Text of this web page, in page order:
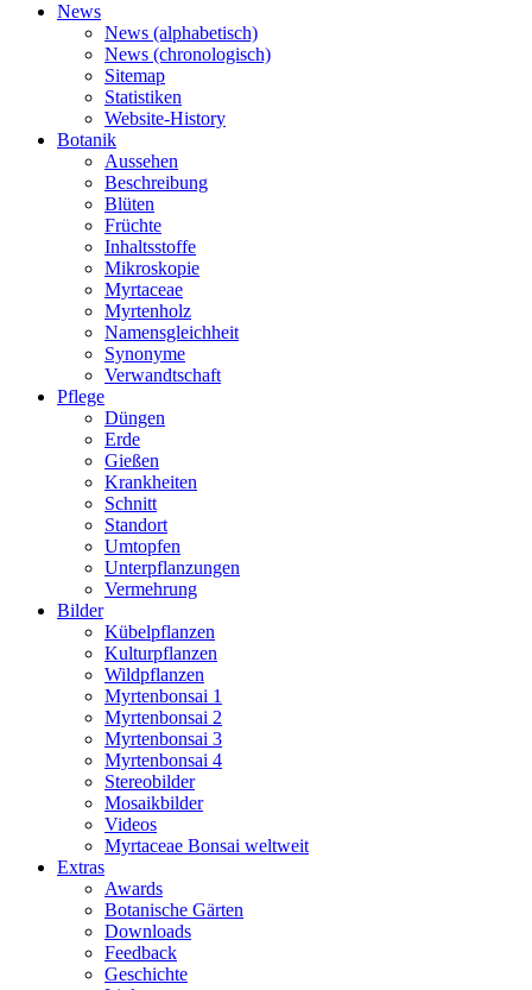
News
News (alphabetisch)
News (chronologisch)
Sitemap
Statistiken
Website-History
Botanik
Aussehen
Beschreibung
Blüten
Früchte
Inhaltsstoffe
Mikroskopie
Myrtaceae
Myrtenholz
Namensgleichheit
Synonyme
Verwandtschaft
Pflege
Düngen
Erde
Gießen
Krankheiten
Schnitt
Standort
Umtopfen
Unterpflanzungen
Vermehrung
Bilder
Kübelpflanzen
Kulturpflanzen
Wildpflanzen
Myrtenbonsai 1
Myrtenbonsai 2
Myrtenbonsai 3
Myrtenbonsai 4
Stereobilder
Mosaikbilder
Videos
Myrtaceae Bonsai weltweit
Extras
Awards
Botanische Gärten
Downloads
Feedback
Geschichte